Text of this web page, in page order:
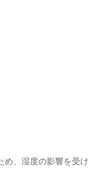
め、湿度の影響を受け